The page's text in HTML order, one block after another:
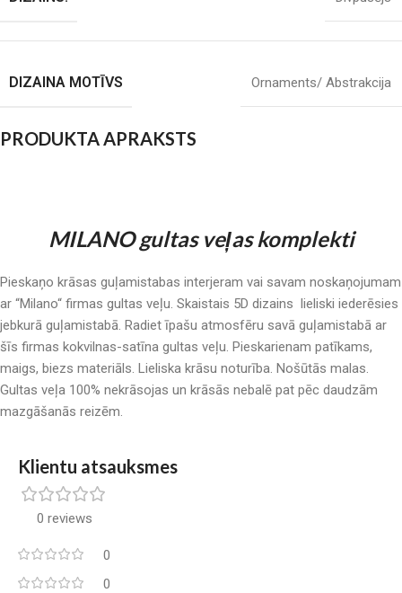
DIZAINA MOTĪVS Ornaments/ Abstrakcija
PRODUKTA APRAKSTS
MILANO gultas veļas komplekti
Pieskaņo krāsas guļamistabas interjeram vai savam noskaņojumam
ar “Milano“ firmas gultas veļu. Skaistais 5D dizains lieliski iederēsies
jebkurā guļamistabā. Radiet īpašu atmosfēru savā guļamistabā ar
šīs firmas kokvilnas-satīna gultas veļu. Pieskarienam patīkams,
maigs, biezs materiāls. Lieliska krāsu noturība. Nošūtās malas.
Gultas veļa 100% nekrāsojas un krāsās nebalē pat pēc daudzām
mazgāšanās reizēm.
Klientu atsauksmes
0 reviews
0
0